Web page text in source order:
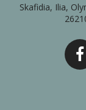
Skafidia, Ilia,